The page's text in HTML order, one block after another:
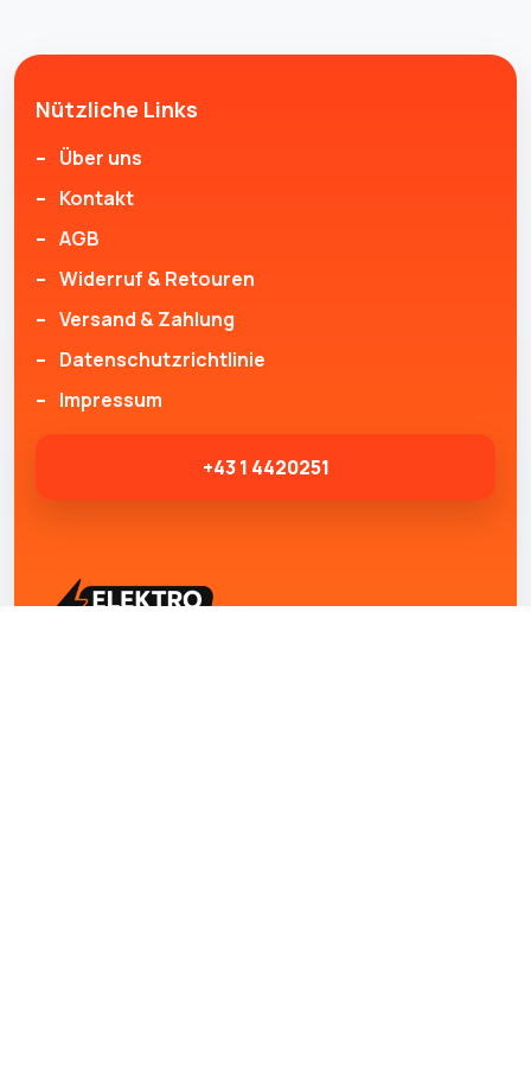
Nützliche Links
Über uns
Kontakt
AGB
Widerruf & Retouren
Versand & Zahlung
Datenschutzrichtlinie
Impressum
+43 1 4420251